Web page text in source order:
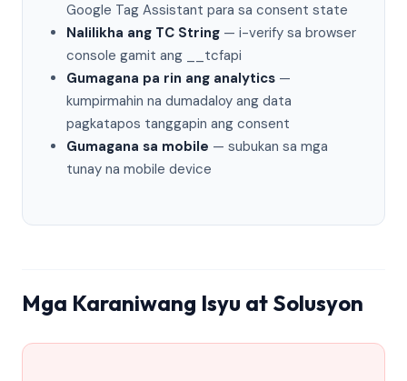
Google Tag Assistant para sa consent state
Nalilikha ang TC String — i-verify sa browser
console gamit ang __tcfapi
Gumagana pa rin ang analytics —
kumpirmahin na dumadaloy ang data
pagkatapos tanggapin ang consent
Gumagana sa mobile — subukan sa mga
tunay na mobile device
Mga Karaniwang Isyu at Solusyon